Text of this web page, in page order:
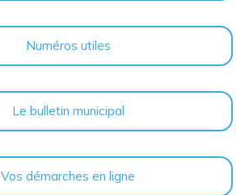
Numéros utiles
Le bulletin municipal
Vos démarches en ligne